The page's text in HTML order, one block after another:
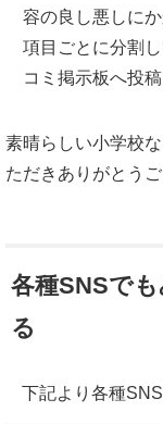
容の良し悪しに
項目ごとに分割
コミ掲示板へ投
素晴らしい小学校
ただきありがとうご
各種SNSで
る
下記より各種